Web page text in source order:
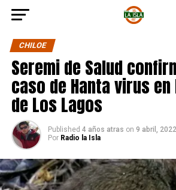
CHILOE
Seremi de Salud
caso de Hanta virus
de Los Lagos
Published 4 años atras on 9 abril, 2022
Por Radio la Isla